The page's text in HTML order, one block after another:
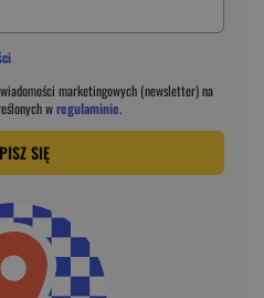
marketingowych (newsletter) na
wregulaminie.
SIĘ